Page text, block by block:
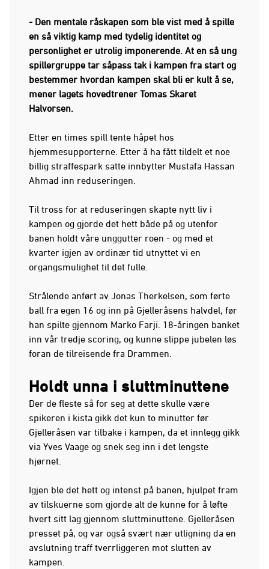
- Den mentale råskapen som ble vist med å spille
en så viktig kamp med tydelig identitet og
personlighet er utrolig imponerende. At en så ung
spillergruppe tar såpass tak i kampen fra start og
bestemmer hvordan kampen skal bli er kult å se,
mener lagets hovedtrener Tomas Skaret
Halvorsen.
Etter en times spill tente håpet hos
hjemmesupporterne. Etter å ha fått tildelt et noe
billig straffespark satte innbytter Mustafa Hassan
Ahmad inn reduseringen.
Til tross for at reduseringen skapte nytt liv i
kampen og gjorde det hett både på og utenfor
banen holdt våre unggutter roen - og med et
kvarter igjen av ordinær tid utnyttet vi en
organgsmulighet til det fulle.
Strålende anført av Jonas Therkelsen, som førte
ball fra egen 16 og inn på Gjelleråsens halvdel, før
han spilte gjennom Marko Farji. 18-åringen banket
inn vår tredje scoring, og kunne slippe jubelen løs
foran de tilreisende fra Drammen.
Holdt unna i sluttminuttene
Der de fleste så for seg at dette skulle være
spikeren i kista gikk det kun to minutter før
Gjelleråsen var tilbake i kampen, da et innlegg gikk
via Yves Vaage og snek seg inn i det lengste
hjørnet.
Igjen ble det hett og intenst på banen, hjulpet fram
av tilskuerne som gjorde alt de kunne for å løfte
hvert sitt lag gjennom sluttminuttene. Gjelleråsen
presset på, og var også svært nær utligning da en
avslutning traff tverrliggeren mot slutten av
kampen.